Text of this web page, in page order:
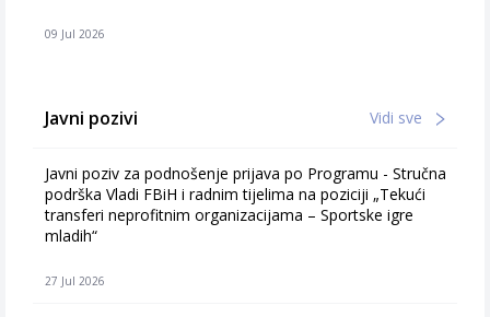
09 Jul 2026
Javni pozivi Vidi sve
Javni poziv za podnošenje prijava po Programu - Stručna
podrška Vladi FBiH i radnim tijelima na poziciji „Tekući
transferi neprofitnim organizacijama – Sportske igre
mladih“
27 Jul 2026